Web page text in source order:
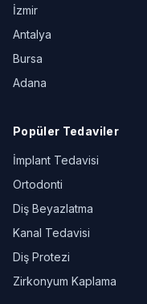
İzmir
Antalya
Bursa
Adana
Popüler Tedaviler
İmplant Tedavisi
Ortodonti
Diş Beyazlatma
Kanal Tedavisi
Diş Protezi
Zirkonyum Kaplama